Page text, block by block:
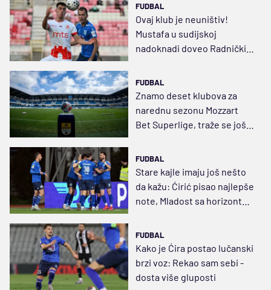
FUDBAL
Ovaj klub je neuništiv!
Mustafa u sudijskoj
nadoknadi doveo Radnički
FUDBAL
Znamo deset klubova za
narednu sezonu Mozzart
Bet Superlige, traže se još
FUDBAL
Stare kajle imaju još nešto
da kažu: Ćirić pisao najlepše
note, Mladost sa horizonta
FUDBAL
Kako je Ćira postao lučanski
brzi voz: Rekao sam sebi -
dosta više gluposti